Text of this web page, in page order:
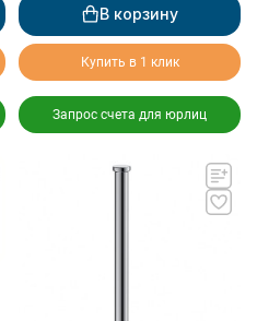
В корзину
Купить в 1 клик
Запрос счета для юрлиц